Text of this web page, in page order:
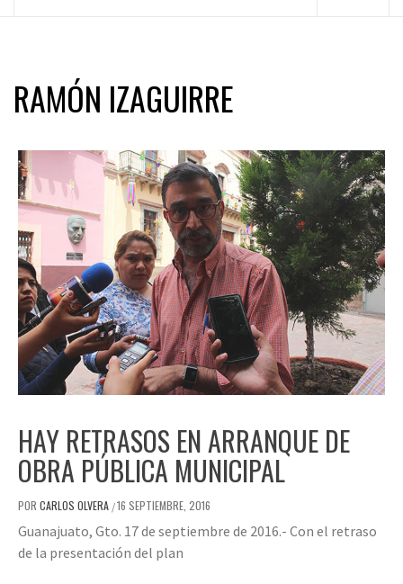
RAMÓN IZAGUIRRE
HAY RETRASOS EN ARRANQUE DE
OBRA PÚBLICA MUNICIPAL
POR CARLOS OLVERA /16 SEPTIEMBRE, 2016
Guanajuato, Gto. 17 de septiembre de 2016.- Con el retraso
de la presentación del plan